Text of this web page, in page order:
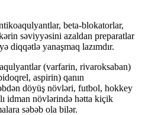
beta-blokatorlar,
səviyyəsini azaldan preparatlar
diqqətlə yanaşmaq lazımdır.
(varfarin, rivaroksaban)
aspirin) qanın
döyüş növləri, futbol, hokkey
idman növlərində hətta kiçik
səbəb ola bilər.